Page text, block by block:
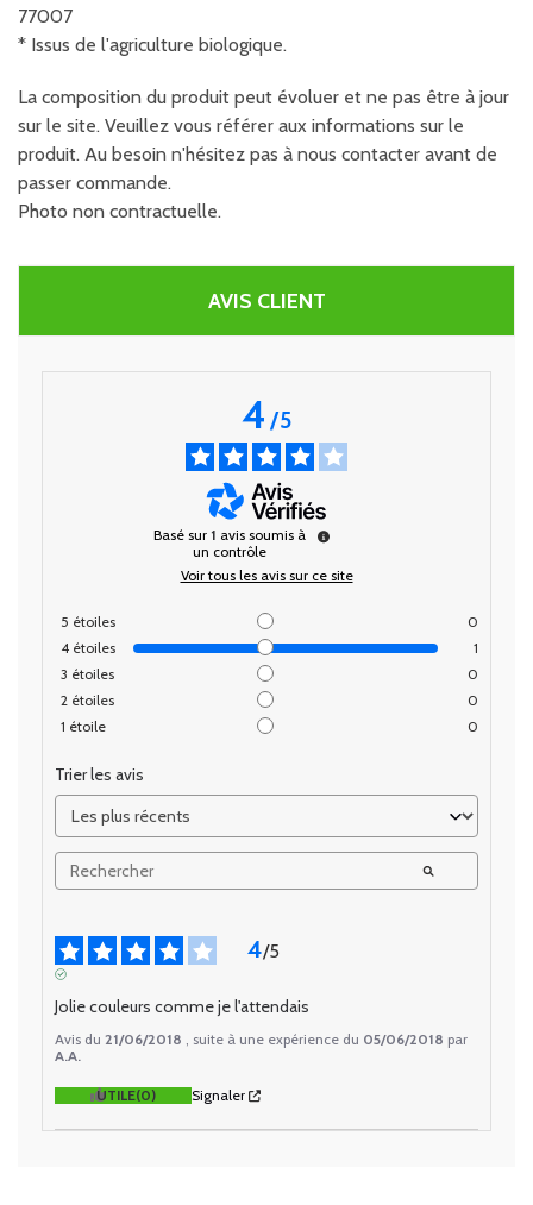
77007
* Issus de l'agriculture biologique.
La composition du produit peut évoluer et ne pas être à jour
sur le site. Veuillez vous référer aux informations sur le
produit. Au besoin n'hésitez pas à nous contacter avant de
passer commande.
Photo non contractuelle.
AVIS CLIENT
4/5
Basé sur 1 avis soumis à
un contrôle
Voir tous les avis sur ce site
5 étoiles
0
4 étoiles
1
3 étoiles
0
2 étoiles
0
1 étoile 0
Trier les avis
4/5
Jolie couleurs comme je l'attendais
Avis du 21/06/2018 , suite à une expérience du 05/06/2018 par
A.A.
UTILE(0) Signaler